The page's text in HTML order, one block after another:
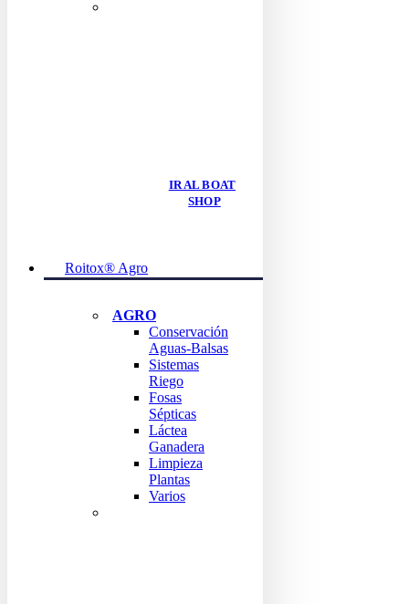
IR AL BOAT
SHOP
Roitox® Agro
AGRO
Conservación
Aguas-Balsas
Sistemas
Riego
Fosas
Sépticas
Láctea
Ganadera
Limpieza
Plantas
Varios